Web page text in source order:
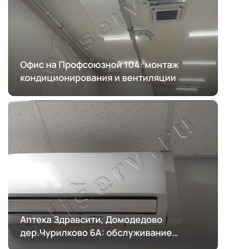
Офис на Профсоюзной 104: монтаж
кондиционирования и вентиляции
Аптека Здравсити, Домодедово
дер.Чурилково 6А: обслуживание